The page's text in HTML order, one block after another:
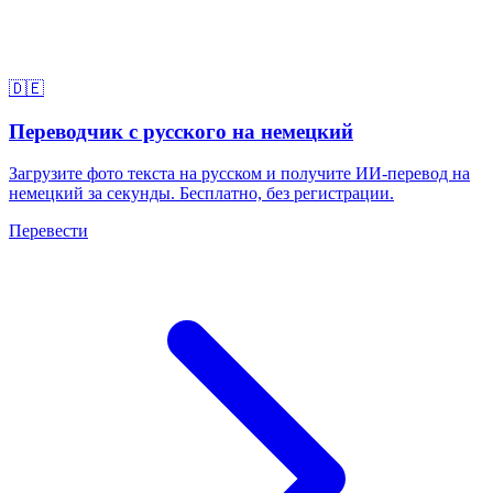
🇩🇪
Переводчик с русского на немецкий
Загрузите фото текста на русском и получите ИИ-перевод на
немецкий за секунды. Бесплатно, без регистрации.
Перевести